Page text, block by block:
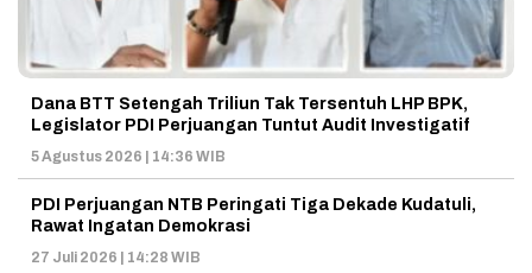
Dana BTT Setengah Triliun Tak Tersentuh LHP BPK,
Legislator PDI Perjuangan Tuntut Audit Investigatif
5 Agustus 2026 | 14:36 WIB
PDI Perjuangan NTB Peringati Tiga Dekade Kudatuli,
Rawat Ingatan Demokrasi
27 Juli 2026 | 14:28 WIB